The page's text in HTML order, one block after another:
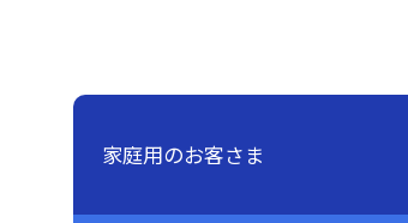
家庭用のお客さま